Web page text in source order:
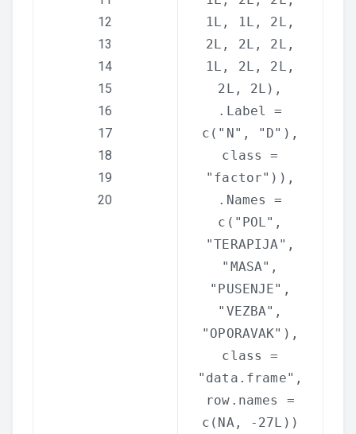
12
13
14
15
16
17
18
19
20
1L, 1L, 2L,
2L, 2L, 2L,
1L, 2L, 2L,
2L, 2L),
.Label =
c ( "N" , "D" ),
class =
"factor" )),
.Names =
c ( "POL" ,
"TERAPIJA" ,
"MASA" ,
"PUSENJE" ,
"VEZBA" ,
"OPORAVAK" ),
class =
"data.frame" ,
row.names =
c ( NA , -27L))